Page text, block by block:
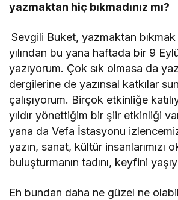
yazmaktan hiç bıkmadınız mı?
Sevgili Buket, yazmaktan bıkmak
yılından bu yana haftada bir 9
yazıyorum. Çok sık olmasa da
dergilerine de yazınsal katkılar
çalışıyorum. Birçok etkinliğe
yıldır yönettiğim bir şiir etkinliği
yana da Vefa İstasyonu
yazın, sanat, kültür insanlarımızı
buluşturmanın tadını, keyfini
Eh bundan daha ne güzel ne